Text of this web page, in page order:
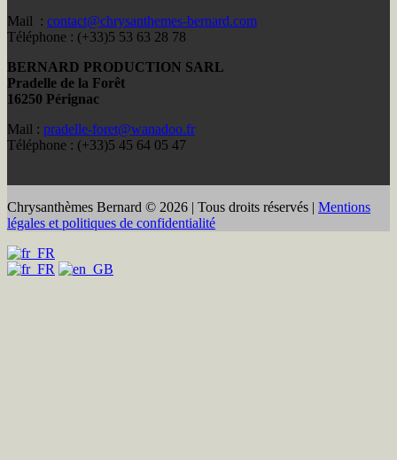
Mail : contact@chrysanthemes-bernard.com
Téléphone : (+33)5 53 63 28 78
BERNARD PRODUCTION SARL
Pradelle de la Forêt
16250 Pérignac
Mail : pradelle-foret@wanadoo.fr
Téléphone : (+33)5 45 64 05 47
Chrysanthèmes Bernard © 2026 | Tous droits réservés | Mentions
légales et politiques de confidentialité